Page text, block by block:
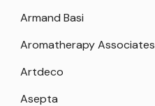
Armand Basi
Aromatherapy Associates
Artdeco
Asepta